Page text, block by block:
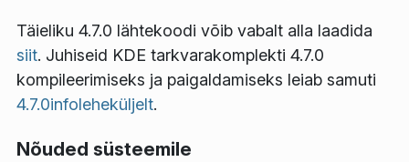
Täieliku 4.7.0 lähtekoodi võib vabalt alla laadida
siit. Juhiseid KDE tarkvarakomplekti 4.7.0
kompileerimiseks ja paigaldamiseks leiab samuti
4.7.0infoleheküljelt.
Nõuded süsteemile